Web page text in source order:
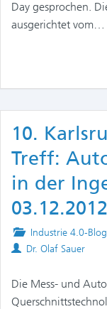
Day gesprochen.
ausgerichtet vom…
10.
Treff:
in der
03.12.2012
Posted
in
Industrie 4.0-Blog
Authors
Dr. Olaf Sauer
Die Mess- und